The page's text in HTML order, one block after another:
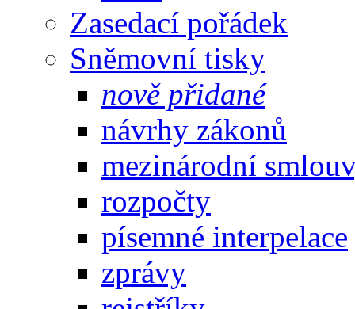
Zasedací pořádek
Sněmovní tisky
nově přidané
návrhy zákonů
mezinárodní
rozpočty
písemné interpelace
zprávy